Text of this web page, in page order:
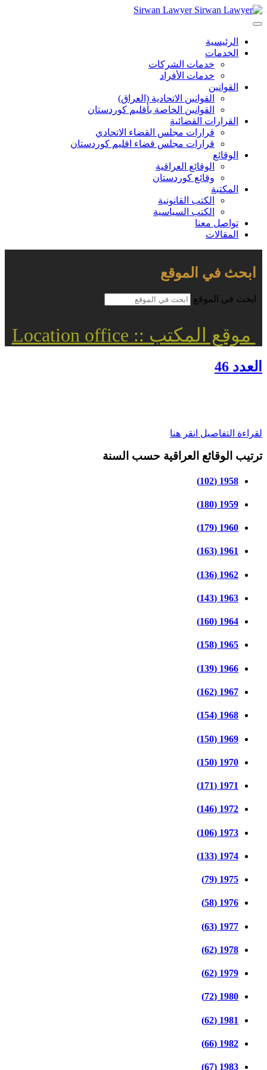
Sirwan Lawyer
الرئيسية
الخدمات
خدمات الشركات
خدمات الأفراد
القوانين
القوانين الاتحادية (العراق)
القوانين الخاصة بأقليم كوردستان
القرارات القضائية
قرارات مجلس القضاء الاتحادي
قرارات مجلس قضاء اقليم كوردستان
الوقائع
الوقائع العراقية
وقائع كوردستان
المكتبة
الكتب القانونية
الكتب السياسية
تواصل معنا
المقالات
ابحث في الموقع
ابحث في الموقع
موقع المكتب :: Location office
العدد 46
لقراءة التفاصيل انقر هنا
ترتيب الوقائع العراقية حسب السنة
1958 (102)
1959 (180)
1960 (179)
1961 (163)
1962 (136)
1963 (143)
1964 (160)
1965 (158)
1966 (139)
1967 (162)
1968 (154)
1969 (150)
1970 (150)
1971 (171)
1972 (146)
1973 (106)
1974 (133)
1975 (79)
1976 (58)
1977 (63)
1978 (62)
1979 (62)
1980 (72)
1981 (62)
1982 (66)
1983 (67)